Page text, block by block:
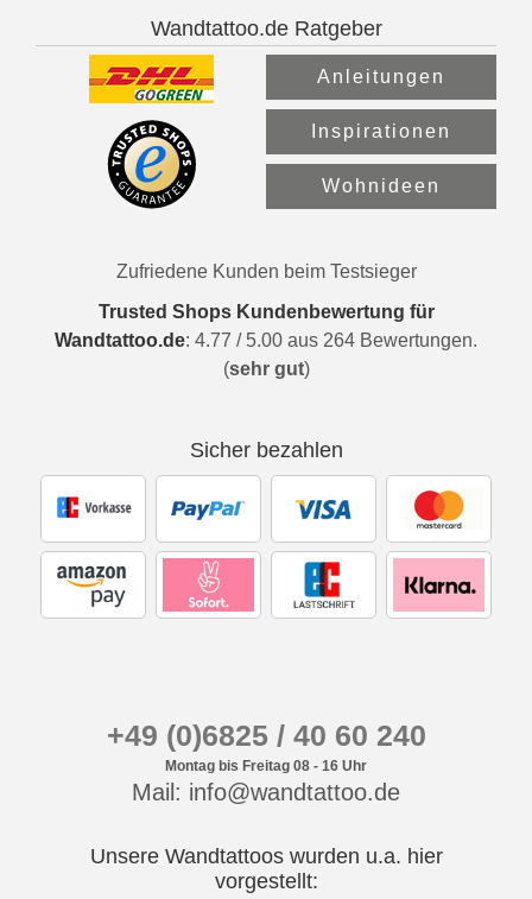
Wandtattoo.de Ratgeber
Anleitungen
Inspirationen
Wohnideen
Zufriedene Kunden beim Testsieger
Trusted Shops Kundenbewertung für
Wandtattoo.de: 4.77 / 5.00 aus 264 Bewertungen.
(sehr gut)
Sicher bezahlen
+49 (0)6825 / 40 60 240
Montag bis Freitag 08 - 16 Uhr
Mail: info@wandtattoo.de
Unsere Wandtattoos wurden u.a. hier
vorgestellt: